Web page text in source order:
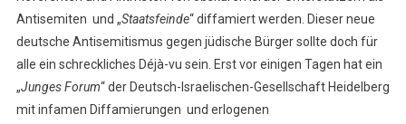
Antisemiten und „Staatsfeinde“ diffamiert werden. Dieser neue
deutsche Antisemitismus gegen jüdische Bürger sollte doch für
alle ein schreckliches Déjà-vu sein. Erst vor einigen Tagen hat ein
„Junges Forum“ der Deutsch-Israelischen-Gesellschaft Heidelberg
mit infamen Diffamierungen und erlogenen